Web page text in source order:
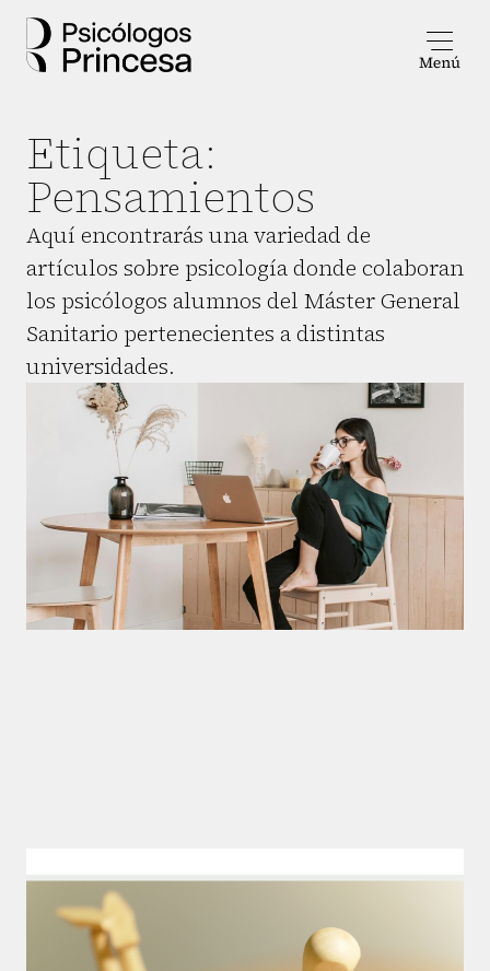
Etiqueta:
Pensamientos
Aquí encontrarás una variedad de
artículos sobre psicología donde colaboran
los psicólogos alumnos del Máster General
Sanitario pertenecientes a distintas
universidades.